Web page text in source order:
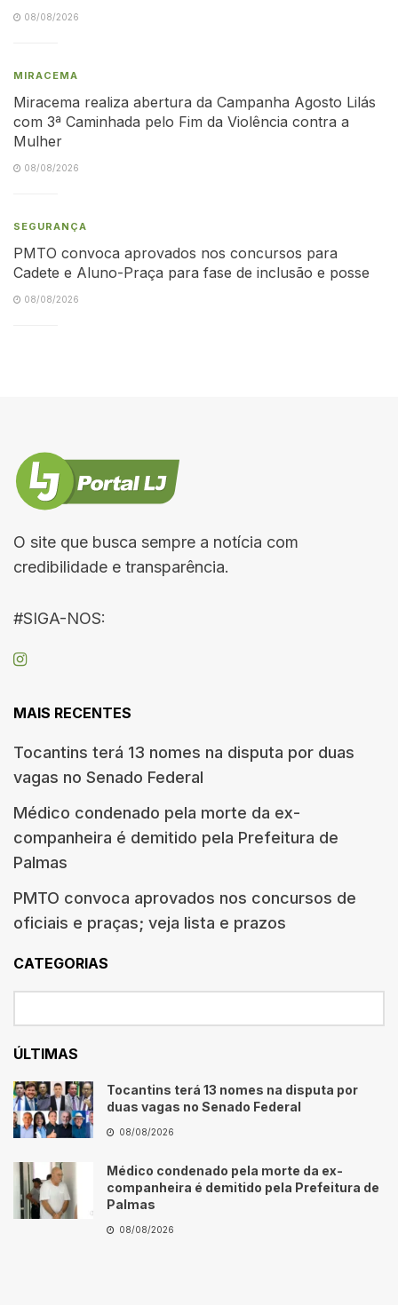
08/08/2026
MIRACEMA
Miracema realiza abertura da Campanha Agosto Lilás
com 3ª Caminhada pelo Fim da Violência contra a
Mulher
08/08/2026
SEGURANÇA
PMTO convoca aprovados nos concursos para
Cadete e Aluno-Praça para fase de inclusão e posse
08/08/2026
O site que busca sempre a notícia com
credibilidade e transparência.
#SIGA-NOS:
MAIS RECENTES
Tocantins terá 13 nomes na disputa por duas
vagas no Senado Federal
Médico condenado pela morte da ex-
companheira é demitido pela Prefeitura de
Palmas
PMTO convoca aprovados nos concursos de
oficiais e praças; veja lista e prazos
CATEGORIAS
ÚLTIMAS
Tocantins terá 13 nomes na disputa por
duas vagas no Senado Federal
08/08/2026
Médico condenado pela morte da ex-
companheira é demitido pela Prefeitura de
Palmas
08/08/2026